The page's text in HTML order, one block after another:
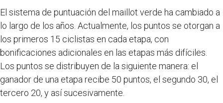
El sistema de puntuación del maillot verde ha cambiado a
lo largo de los años. Actualmente, los puntos se otorgan a
los primeros 15 ciclistas en cada etapa, con
bonificaciones adicionales en las etapas más difíciles.
Los puntos se distribuyen de la siguiente manera: el
ganador de una etapa recibe 50 puntos, el segundo 30, el
tercero 20, y así sucesivamente.